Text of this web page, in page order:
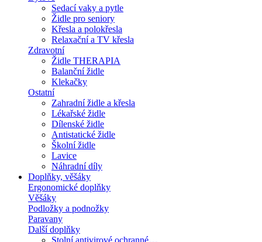
Sedací vaky a pytle
Židle pro seniory
Křesla a polokřesla
Relaxační a TV křesla
Zdravotní
Židle THERAPIA
Balanční židle
Klekačky
Ostatní
Zahradní židle a křesla
Lékařské židle
Dílenské židle
Antistatické židle
Školní židle
Lavice
Náhradní díly
Doplňky, věšáky
Ergonomické doplňky
Věšáky
Podložky a podnožky
Paravany
Další doplňky
Stolní antivirové ochranné…